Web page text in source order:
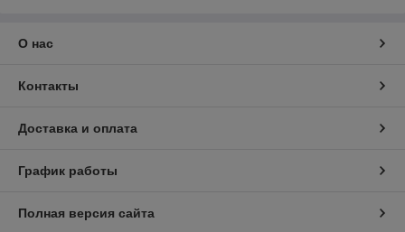
О нас
Контакты
Доставка и оплата
График работы
Полная версия сайта